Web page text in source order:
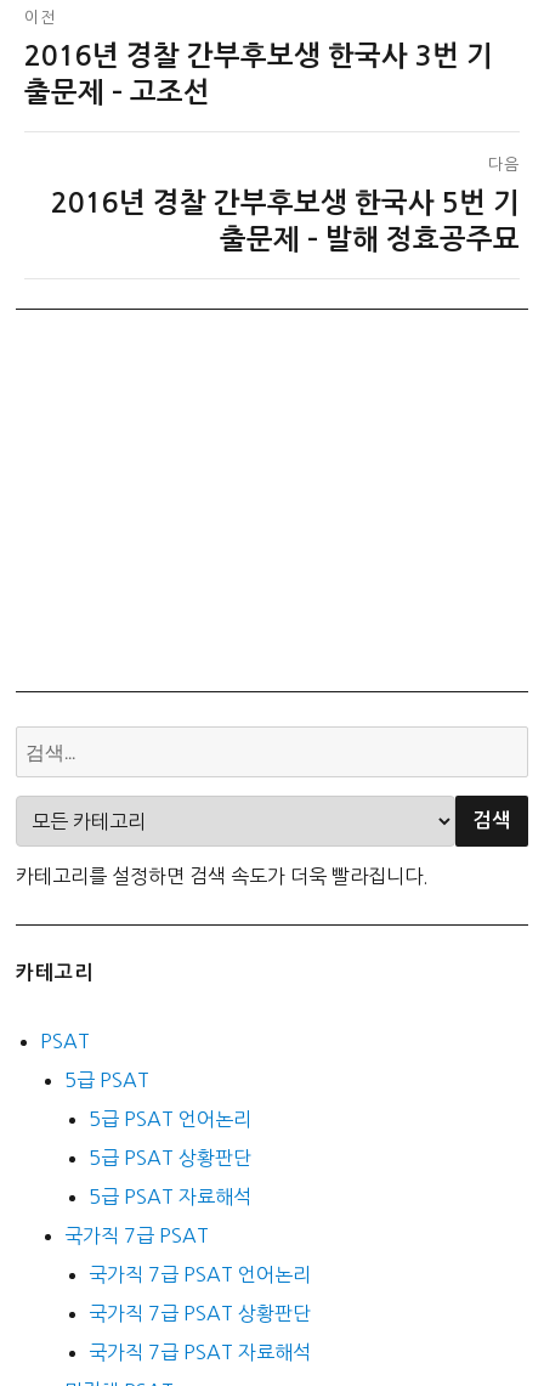
글
탐
색
이전
이
전
2016년 경찰 간부후보생 한국사 3번 기
출문제 – 고조선
다음
2016년 경찰 간부후보생 한국사 5번 기
출문제 – 발해 정효공주묘
카테고리를 설정하면 검색 속도가 더욱 빨라집니다.
카테고리
PSAT
5급 PSAT
5급 PSAT 언어논리
5급 PSAT 상황판단
5급 PSAT 자료해석
국가직 7급 PSAT
국가직 7급 PSAT 언어논리
국가직 7급 PSAT 상황판단
국가직 7급 PSAT 자료해석